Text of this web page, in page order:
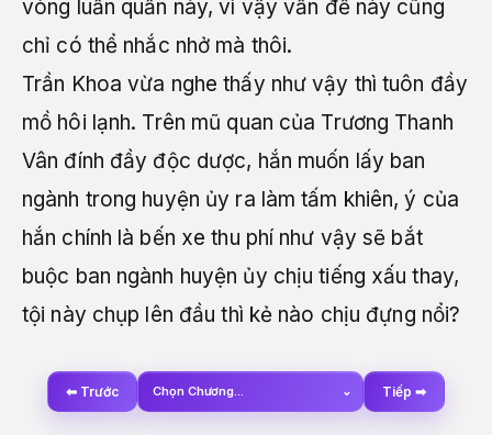
vòng luẩn quẩn này, vì vậy vấn đề này cũng
chỉ có thể nhắc nhở mà thôi.
Trần Khoa vừa nghe thấy như vậy thì tuôn đầy
mồ hôi lạnh. Trên mũ quan của Trương Thanh
Vân đính đầy độc dược, hắn muốn lấy ban
ngành trong huyện ủy ra làm tấm khiên, ý của
hắn chính là bến xe thu phí như vậy sẽ bắt
buộc ban ngành huyện ủy chịu tiếng xấu thay,
tội này chụp lên đầu thì kẻ nào chịu đựng nổi?
⬅ Trước Chọn Chương... ⌄ Tiếp ➡